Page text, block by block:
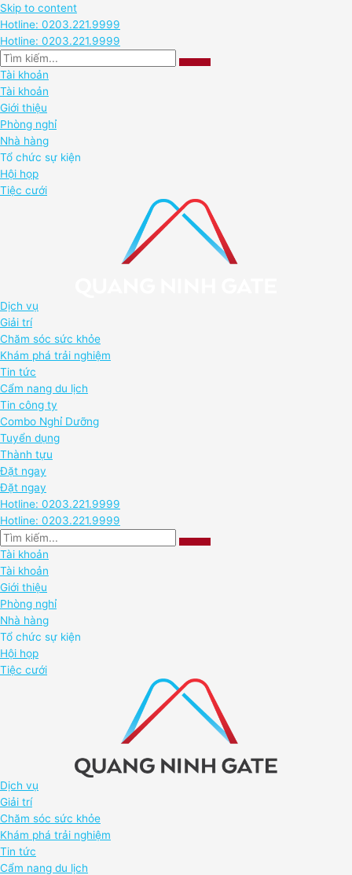
Skip to content
Hotline: 0203.221.9999
Hotline: 0203.221.9999
Tài khoản
Tài khoản
Giới thiệu
Phòng nghỉ
Nhà hàng
Tổ chức sự kiện
Hội họp
Tiệc cưới
Dịch vụ
Giải trí
Chăm sóc sức khỏe
Khám phá trải nghiệm
Tin tức
Cẩm nang du lịch
Tin công ty
Combo Nghỉ Dưỡng
Tuyển dụng
Thành tựu
Đặt ngay
Đặt ngay
Hotline: 0203.221.9999
Hotline: 0203.221.9999
Tài khoản
Tài khoản
Giới thiệu
Phòng nghỉ
Nhà hàng
Tổ chức sự kiện
Hội họp
Tiệc cưới
Dịch vụ
Giải trí
Chăm sóc sức khỏe
Khám phá trải nghiệm
Tin tức
Cẩm nang du lịch